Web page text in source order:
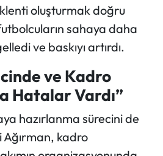
oluşturmak doğru
sahaya daha
ve baskıyı artırdı.
ve Kadro
Hatalar Vardı”
hazırlanma sürecini de
kadro